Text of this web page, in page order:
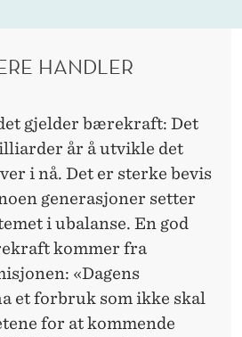
HANDLER
gjelder bærekraft: Det
år å utvikle det
i nå. Det er sterke bevis
generasjoner setter
i ubalanse. En god
kommer fra
«Dagens
et forbruk som ikke skal
for at kommende